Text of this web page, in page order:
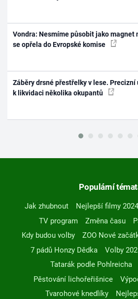
Vondra: Nesmíme působit jako magnet
se opřela do Evropské komise
Záběry drsné přestřelky v lese.
k likvidaci několika okupantů
Populární
Jak zhubnout Nejlepší filmy 2024
TV program
Změna času
Kdy budou volby
ZOO Nové
7 pádů Honzy Dědka
Volby
Tatarák podle Pohlreicha
Pěstování lichořeřišnice
Tvarohové knedlíky